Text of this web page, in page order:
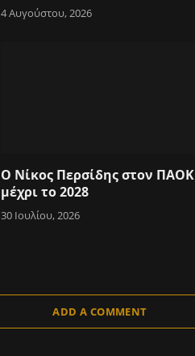
4 Αυγούστου, 2026
Ο Νίκος Περσίδης στον ΠΑΟΚ
μέχρι το 2028
30 Ιουλίου, 2026
ADD A COMMENT